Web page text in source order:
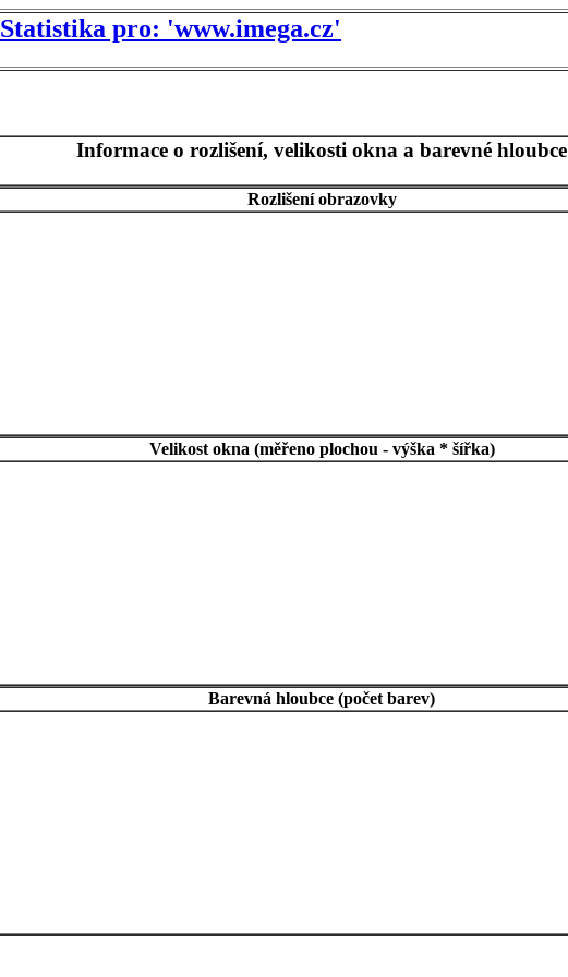
Statistika pro: 'www.imega.cz'
Informace o rozlišení, velikosti okna a barevné hloubce
Rozlišení obrazovky
Velikost okna (měřeno plochou - výška * šířka)
Barevná hloubce (počet barev)